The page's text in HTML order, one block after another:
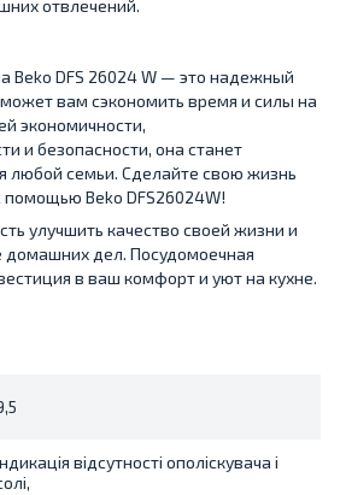
отвлечений.
Beko DFS 26024 W — это надежный
вам сэкономить время и силы на
экономичности,
и безопасности, она станет
любой семьи. Сделайте свою жизнь
Beko DFS26024W!
улучшить качество своей жизни и
домашних дел. Посудомоечная
в ваш комфорт и уют на кухне.
відсутності ополіскувача і